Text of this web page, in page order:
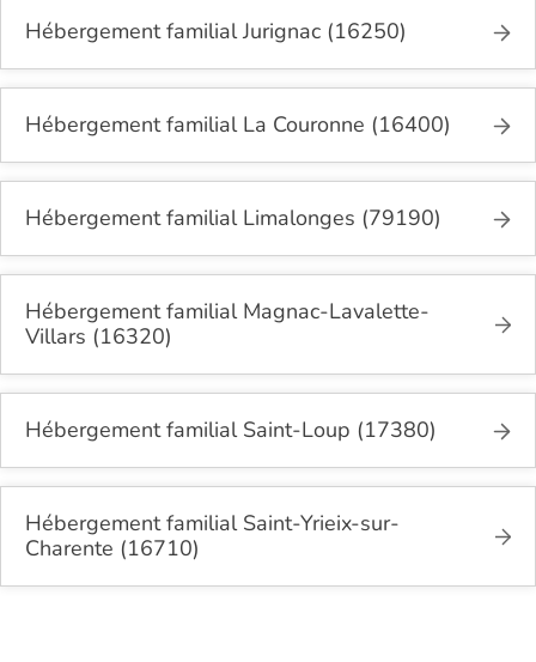
Hébergement familial Jurignac (16250)
Hébergement familial La Couronne (16400)
Hébergement familial Limalonges (79190)
Hébergement familial Magnac-Lavalette-
Villars (16320)
Hébergement familial Saint-Loup (17380)
Hébergement familial Saint-Yrieix-sur-
Charente (16710)